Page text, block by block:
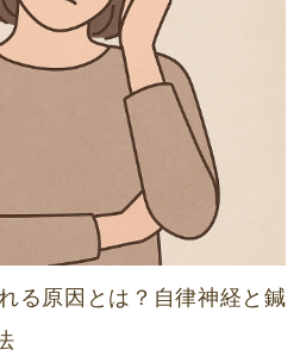
る原因とは？自律神経と鍼